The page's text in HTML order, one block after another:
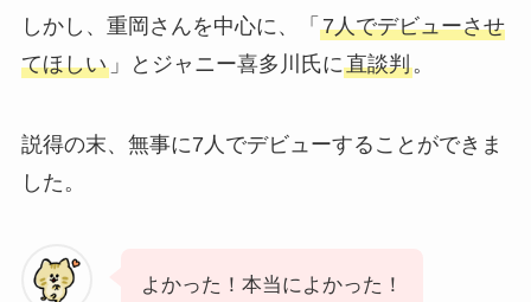
しかし、重岡さんを中心に、「 7人でデビューさせ
てほしい」とジャニー喜多川氏に直談判。
説得の末、無事に7人でデビューすることができま
した。
よかった！本当によかった！